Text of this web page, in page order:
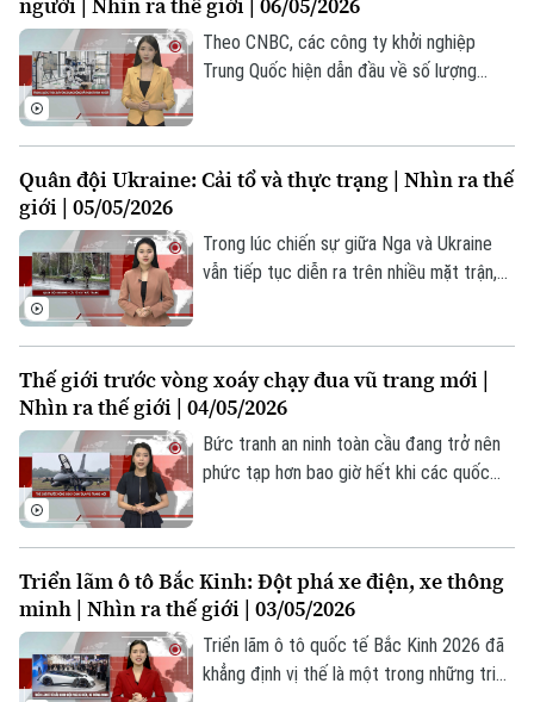
Chuyên mục
Thời sự
Hà Nội
Chính trị
Xã hội
An ninh trật tự
Công nghệ
Hà Nội
Nhịp sống Hà Nội
Khoảnh khắc Hà Nội
Ẩm thực
Thế giới
Tin tức
Quân sự
Hồ sơ
Người Việt 4 phương
Tin tức
Cafe sáng
Tài chính Ngân hàng
Doanh nghiệp
Tin tức
Căn hộ
Đất đai
Tàu và Xe
Ô tô
Tàu
Xe máy
Tin tức
Tuyển sinh
Văn hóa
Tin tức
Sức khỏe
chiến dịch quân sự ở Iran đã kết thúc.
Liệu những tín hiệu tích cực trên có thực
sự đem đến thỏa thuận hòa bình giữa
Theo CNBC, các công ty khởi nghiệp
Trung Quốc hiện dẫn đầu về số lượng
năm giai đoạn 2026-2030 của Trung Quốc,
tiên phong của khoa học và công nghệ,
trong đó có việc đẩy nhanh phát triển
Quân đội Ukraine: Cải tổ và thực trạng | Nhìn ra thế
giới | 05/05/2026
Trong lúc chiến sự giữa Nga và Ukraine
vẫn tiếp tục diễn ra trên nhiều mặt trận,
đề cho giải ngũ đối với những binh sĩ phục
vụ lâu nhất. Phần lớn binh sĩ gia nhập quân
đội kể từ năm 2022 hiện không có thời
hạn phục vụ cố định.
Thế giới trước vòng xoáy chạy đua vũ trang mới |
Nhìn ra thế giới | 04/05/2026
Bức tranh an ninh toàn cầu đang trở nên
phức tạp hơn bao giờ hết khi các quốc
còn là chỉ dấu rõ ràng về một thế giới
dường như đang kém an toàn hơn, nơi các
quốc gia cảm thấy cần phải “vũ trang”
nhiều hơn để tự đảm bảo an ninh.
Triển lãm ô tô Bắc Kinh: Đột phá xe điện, xe thông
minh | Nhìn ra thế giới | 03/05/2026
Triển lãm ô tô quốc tế Bắc Kinh 2026 đã
khẳng định vị thế là một trong những triển